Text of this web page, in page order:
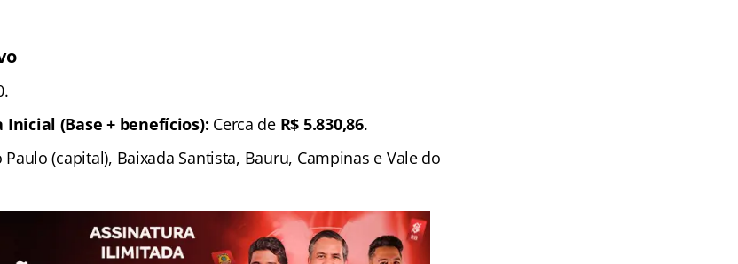
(Base + benefícios): Cerca de R$ 5.830,86.
Paulo (capital), Baixada Santista, Bauru, Campinas e Vale do